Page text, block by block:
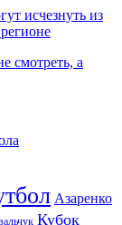
исчезнуть из
смотреть, а
Азаренко
Кубок